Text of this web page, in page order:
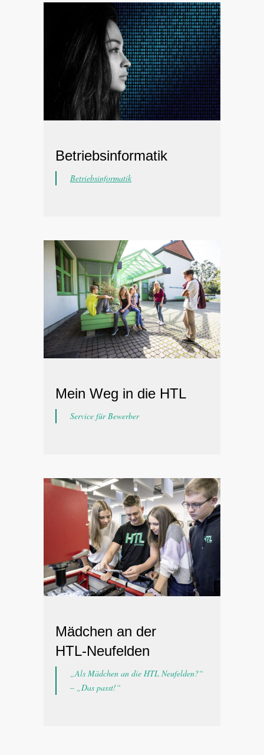
Betriebsinformatik
Betriebsinformatik
Mein Weg in die HTL
Service für Bewerber
Mädchen an der
HTL-Neufelden
„Als Mädchen an die HTL Neufelden?“
– „Das passt!“